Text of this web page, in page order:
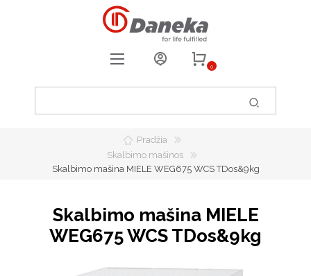
0
0
Pradžia
Skalbimo mašinos
Skalbimo mašina MIELE WEG675 WCS TDos&9kg
Skalbimo mašina MIELE
WEG675 WCS TDos&9kg